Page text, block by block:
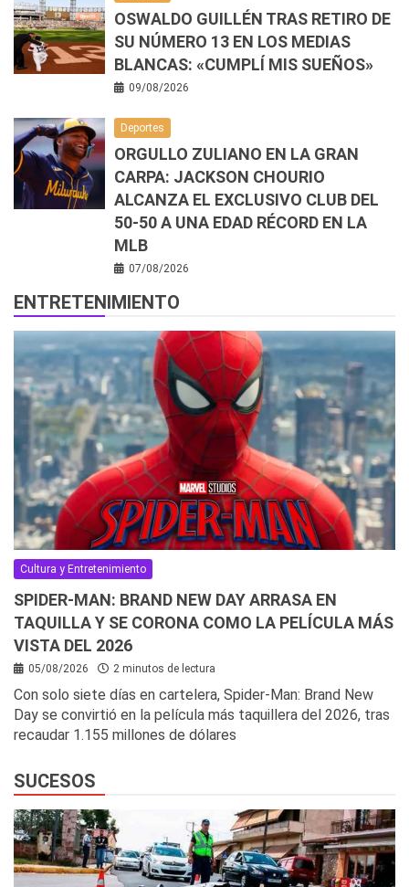
OSWALDO GUILLÉN TRAS RETIRO DE
SU NÚMERO 13 EN LOS MEDIAS
BLANCAS: «CUMPLÍ MIS SUEÑOS»
09/08/2026
Deportes
ORGULLO ZULIANO EN LA GRAN
CARPA: JACKSON CHOURIO
ALCANZA EL EXCLUSIVO CLUB DEL
50-50 A UNA EDAD RÉCORD EN LA
MLB
07/08/2026
ENTRETENIMIENTO
Cultura y Entretenimiento
SPIDER-MAN: BRAND NEW DAY ARRASA EN
TAQUILLA Y SE CORONA COMO LA PELÍCULA MÁS
VISTA DEL 2026
05/08/2026 2 minutos de lectura
Con solo siete días en cartelera, Spider-Man: Brand New
Day se convirtió en la película más taquillera del 2026, tras
recaudar 1.155 millones de dólares
SUCESOS